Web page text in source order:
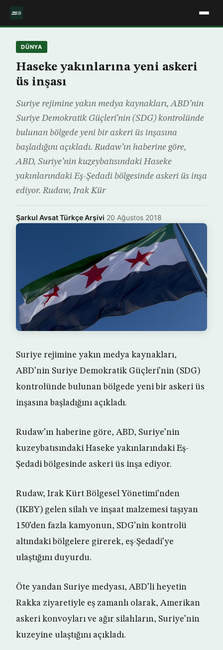
DÜNYA
Haseke yakınlarına yeni askeri
üs inşası
Suriye rejimine yakın medya kaynakları, ABD’nin
Suriye Demokratik Güçleri’nin (SDG) kontrolünde
bulunan bölgede yeni bir askeri üs inşasına
başladığını açıkladı. Rudaw’ın haberine göre,
ABD, Suriye’nin kuzeybatısındaki Haseke
yakınlarındaki Eş-Şedadi bölgesinde askeri üs inşa
ediyor. Rudaw, Irak Kür
Şarkul Avsat Türkçe Arşivi·20 Ağustos 2018
Suriye rejimine yakın medya kaynakları,
ABD’nin Suriye Demokratik Güçleri’nin (SDG)
kontrolünde bulunan bölgede yeni bir askeri üs
inşasına başladığını açıkladı.
Rudaw’ın haberine göre, ABD, Suriye’nin
kuzeybatısındaki Haseke yakınlarındaki Eş-
Şedadi bölgesinde askeri üs inşa ediyor.
Rudaw, Irak Kürt Bölgesel Yönetimi’nden
(IKBY) gelen silah ve inşaat malzemesi taşıyan
150’den fazla kamyonun, SDG’nin kontrolü
altındaki bölgelere girerek, eş-Şedadi’ye
ulaştığını duyurdu.
Öte yandan Suriye medyası, ABD’li heyetin
Rakka ziyaretiyle eş zamanlı olarak, Amerikan
askeri konvoyları ve ağır silahların, Suriye’nin
kuzeyine ulaştığını açıkladı.